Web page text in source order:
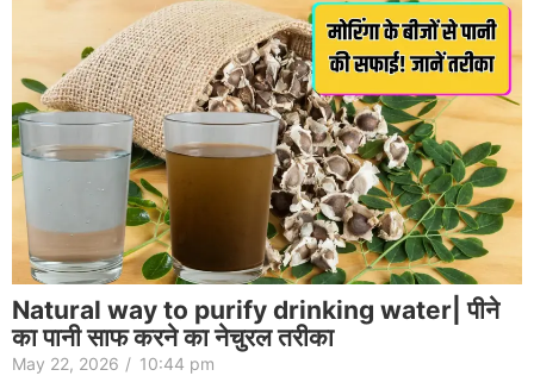
Natural way to purify drinking water| पीने
का पानी साफ करने का नेचुरल तरीका
May 22, 2026 / 10:44 pm